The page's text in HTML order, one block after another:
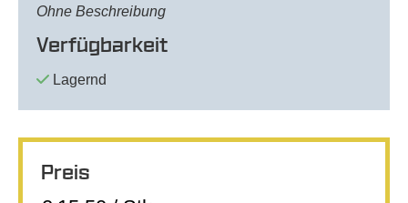
Ohne Beschreibung
Verfügbarkeit
Lagernd
Preis